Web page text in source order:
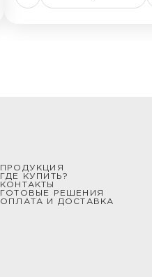
ПРОДУКЦИЯ
ГДЕ КУПИТЬ?
КОНТАКТЫ
ГОТОВЫЕ РЕШЕНИЯ
ОПЛАТА И ДОСТАВКА